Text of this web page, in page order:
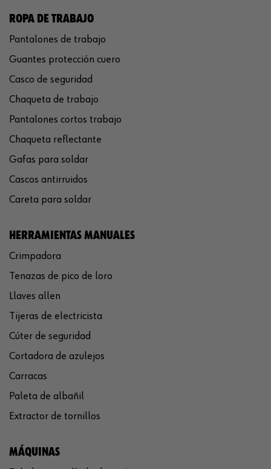
ROPA DE TRABAJO
Pantalones de trabajo
Guantes protección cuero
Casco de seguridad
Chaqueta de trabajo
Pantalones cortos trabajo
Chaqueta reflectante
Gafas para soldar
Cascos antirruidos
Careta para soldar
HERRAMIENTAS MANUALES
Crimpadora
Tenazas de pico de loro
Llaves allen
Tijeras de electricista
Cúter de seguridad
Cortadora de azulejos
Carracas
Paleta de albañil
Extractor de tornillos
MÁQUINAS